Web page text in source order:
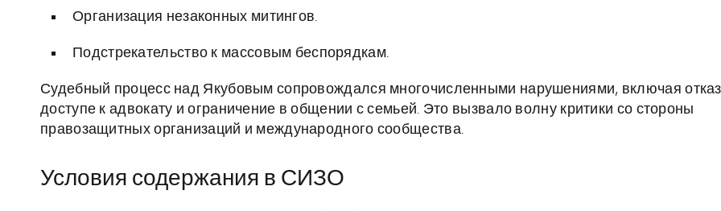
Организация незаконных митингов.
Подстрекательство к массовым беспорядкам.
Судебный процесс над Якубовым сопровождался многочисленными нарушениями, включая
доступе к адвокату и ограничение в общении с семьей. Это вызвало волну критики со стороны
правозащитных организаций и международного сообщества.
Условия содержания в СИЗО